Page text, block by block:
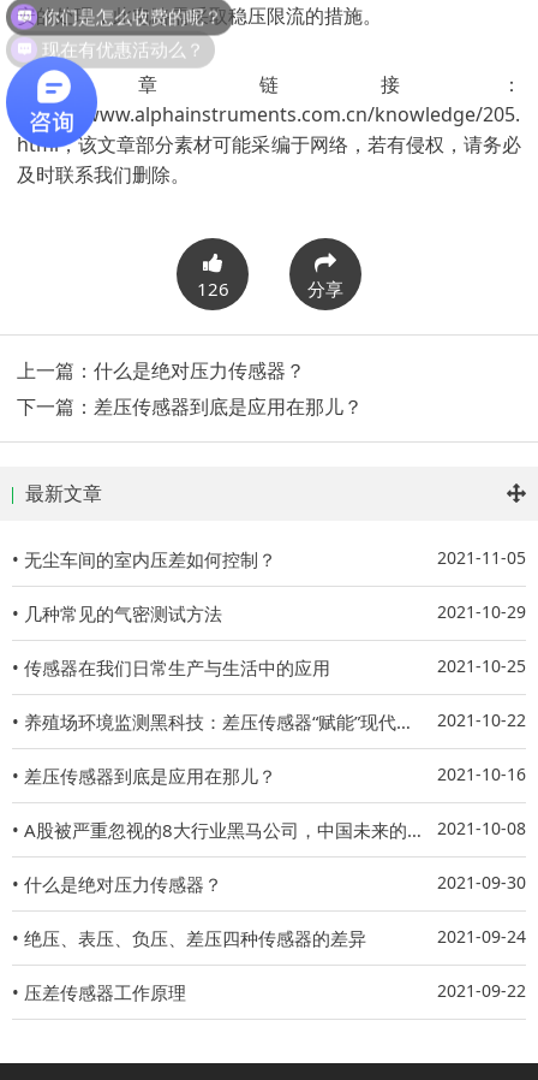
安的处理，此电路需采取稳压限流的措施。
文章链接：
https://www.alphainstruments.com.cn/knowledge/205.
html，该文章部分素材可能采编于网络，若有侵权，请务必
及时联系我们删除。
126 分享
上一篇： 什么是绝对压力传感器？
下一篇： 差压传感器到底是应用在那儿？
最新文章
2021-11-05
• 无尘车间的室内压差如何控制？
2021-10-29
• 几种常见的气密测试方法
2021-10-25
• 传感器在我们日常生产与生活中的应用
2021-10-22
• 养殖场环境监测黑科技：差压传感器“赋能”现代化养殖
2021-10-16
• 差压传感器到底是应用在那儿？
2021-10-08
• A股被严重忽视的8大行业黑马公司，中国未来的希望
2021-09-30
• 什么是绝对压力传感器？
2021-09-24
• 绝压、表压、负压、差压四种传感器的差异
2021-09-22
• 压差传感器工作原理
现在有优惠活动么？